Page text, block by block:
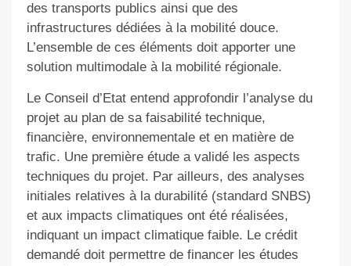
des transports publics ainsi que des
infrastructures dédiées à la mobilité douce.
L’ensemble de ces éléments doit apporter une
solution multimodale à la mobilité régionale.
Le Conseil d’Etat entend approfondir l’analyse du
projet au plan de sa faisabilité technique,
financière, environnementale et en matière de
trafic. Une première étude a validé les aspects
techniques du projet. Par ailleurs, des analyses
initiales relatives à la durabilité (standard SNBS)
et aux impacts climatiques ont été réalisées,
indiquant un impact climatique faible. Le crédit
demandé doit permettre de financer les études